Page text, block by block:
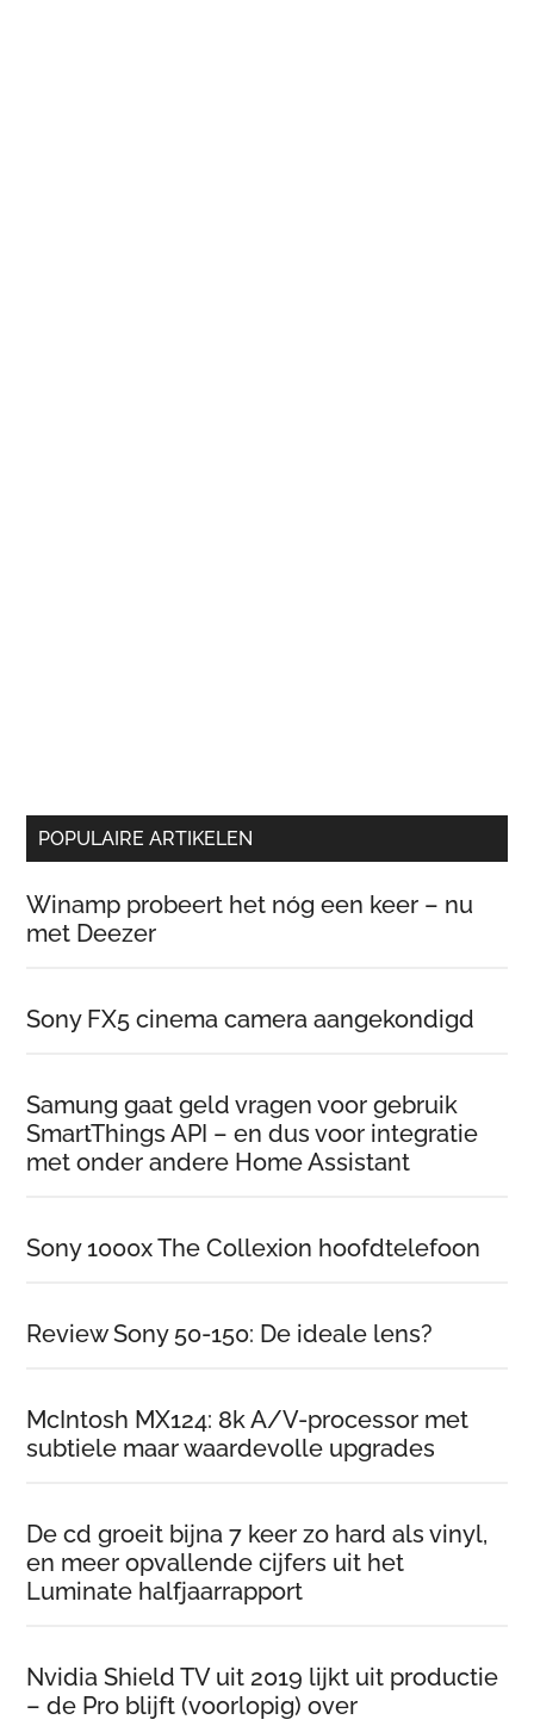
POPULAIRE ARTIKELEN
Winamp probeert het nóg een keer – nu
met Deezer
Sony FX5 cinema camera aangekondigd
Samung gaat geld vragen voor gebruik
SmartThings API – en dus voor integratie
met onder andere Home Assistant
Sony 1000x The Collexion hoofdtelefoon
Review Sony 50-150: De ideale lens?
McIntosh MX124: 8k A/V-processor met
subtiele maar waardevolle upgrades
De cd groeit bijna 7 keer zo hard als vinyl,
en meer opvallende cijfers uit het
Luminate halfjaarrapport
Nvidia Shield TV uit 2019 lijkt uit productie
– de Pro blijft (voorlopig) over